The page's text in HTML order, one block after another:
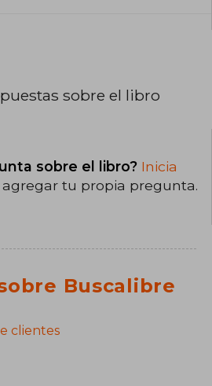
sobre el libro
sobre el libro? Inicia
tu propia pregunta.
Buscalibre
clientes